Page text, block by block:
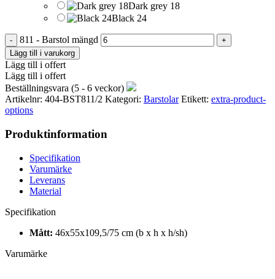
Dark grey 18
Black 24
811 - Barstol mängd
Lägg till i varukorg
Lägg till i offert
Lägg till i offert
Beställningsvara (5 - 6 veckor)
Artikelnr: 404-BST811/2 Kategori: Barstolar Etikett: extra-product-
options
Produktinformation
Specifikation
Varumärke
Leverans
Material
Specifikation
Mått: 46x55x109,5/75 cm (b x h x h/sh)
Varumärke